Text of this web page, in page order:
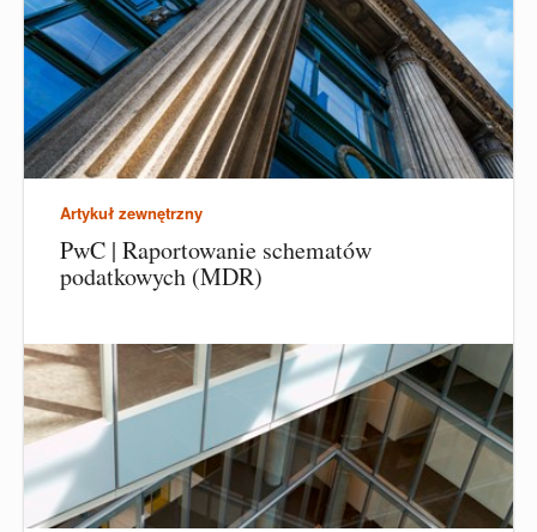
Artykuł zewnętrzny
PwC | Raportowanie schematów
podatkowych (MDR)